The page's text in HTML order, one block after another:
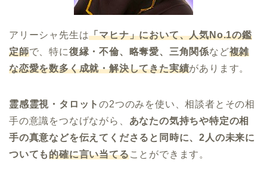
アリーシャ先生は「マヒナ」において、人気No.1の鑑
定師で、特に復縁・不倫、略奪愛、三角関係など複雑
な恋愛を数多く成就・解決してきた実績があります。
霊感霊視・タロットの2つのみを使い、相談者とその相
手の意識をつなげながら、 あなたの気持ちや特定の相
手の真意などを伝えてくださると同時に、2人の未来に
ついても的確に言い当てることができます。